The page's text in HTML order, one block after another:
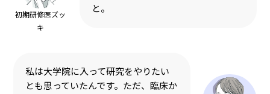
初期研修医ズッ
キ
と。
私は大学院に入って研究をやりたい
とも思っていたんです。ただ、臨床か